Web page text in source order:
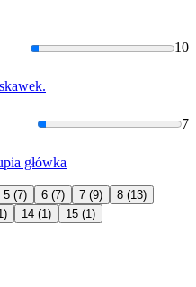
10
wek.
7
główka
5 (7) 6 (7) 7 (9) 8 (13)
14 (1) 15 (1)